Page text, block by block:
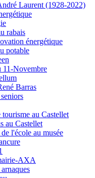
Laurent (1928-2022)
rabais
énergétique
potable
11-Novembre
Barras
au Castellet
au Castellet
l'école au musée
AXA